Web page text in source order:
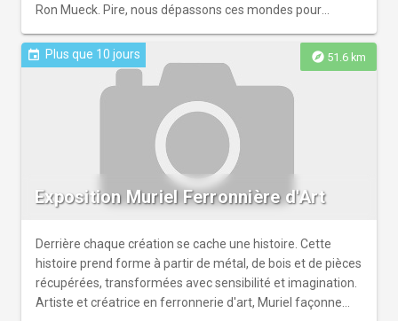
Ron Mueck. Pire, nous dépassons ces mondes pour
écorché de Chardin... Oui ! Aranthell connait et glisse sur
ses classiques avec la délectation d'une enfant espiègle.
Sans paraphraser Boris Vian dans ses joyeux bouchers,
Cette jeune femme se plait à montrer son ressenti du
monde face à sa pantagruélique consommation. Oui ! La
avec les canons d'une peinture historique et empreinte de
son temps qu'une volonté de magnifier avec sarcasme la
grande distribution de notre société consumériste qui
finalement le guide Duchemin face au puisant Tricatel...
David n'a rien inventé...
explore 51.6 km
event Plus que 10 jours
Exposition Muriel Ferronnière d'Art
Derrière chaque création se cache une histoire. Cette
histoire prend forme à partir de métal, de bois et de pièces
récupérées, transformées avec sensibilité et imagination.
Artiste et créatrice en ferronnerie d'art, Muriel façonne